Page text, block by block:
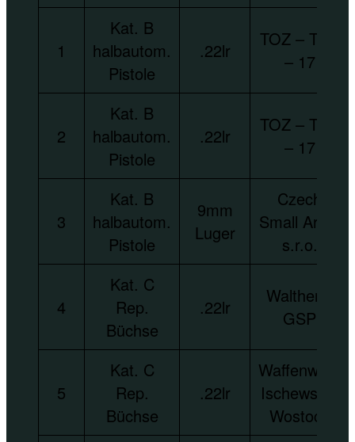
1
Kat. B
halbautom.
Pistole
.22lr
TOZ – TOZ
– 17
2
Kat. B
halbautom.
Pistole
.22lr
TOZ – TOZ
– 17
3
Kat. B
halbautom.
Pistole
9mm
Luger
Czech
Small Arms
s.r.o.
4
Kat. C
Rep.
Büchse
.22lr
Walther –
GSP
5
Kat. C
Rep.
Büchse
.22lr
Waffenwerk
Ischewsk –
Wostock